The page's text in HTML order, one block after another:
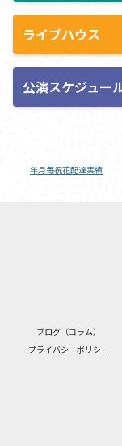
ライブハウス
公演スケジュー
年月毎祝花配達実績
ブログ（コラム）
プライバシーポリシー